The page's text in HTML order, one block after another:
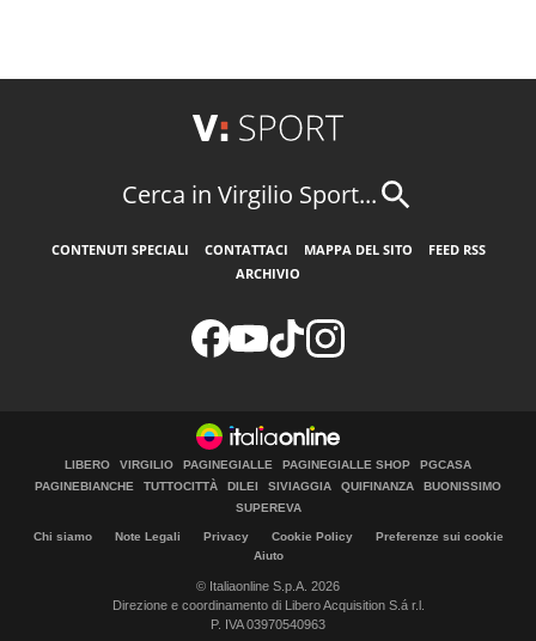
Cerca in Virgilio Sport...
CONTENUTI SPECIALI CONTATTACI MAPPA DEL SITO
FEED RSS
ARCHIVIO
LIBERO VIRGILIO PAGINEGIALLE PAGINEGIALLE SHOP
PGCASA
PAGINEBIANCHE
TUTTOCITTÀ DILEI SIVIAGGIA QUIFINANZA
BUONISSIMO
SUPEREVA
Chi siamo Note Legali Privacy Cookie Policy
Preferenze sui cookie
Aiuto
© Italiaonline S.p.A. 2026
Direzione e coordinamento di Libero Acquisition S.á r.l.
P. IVA 03970540963